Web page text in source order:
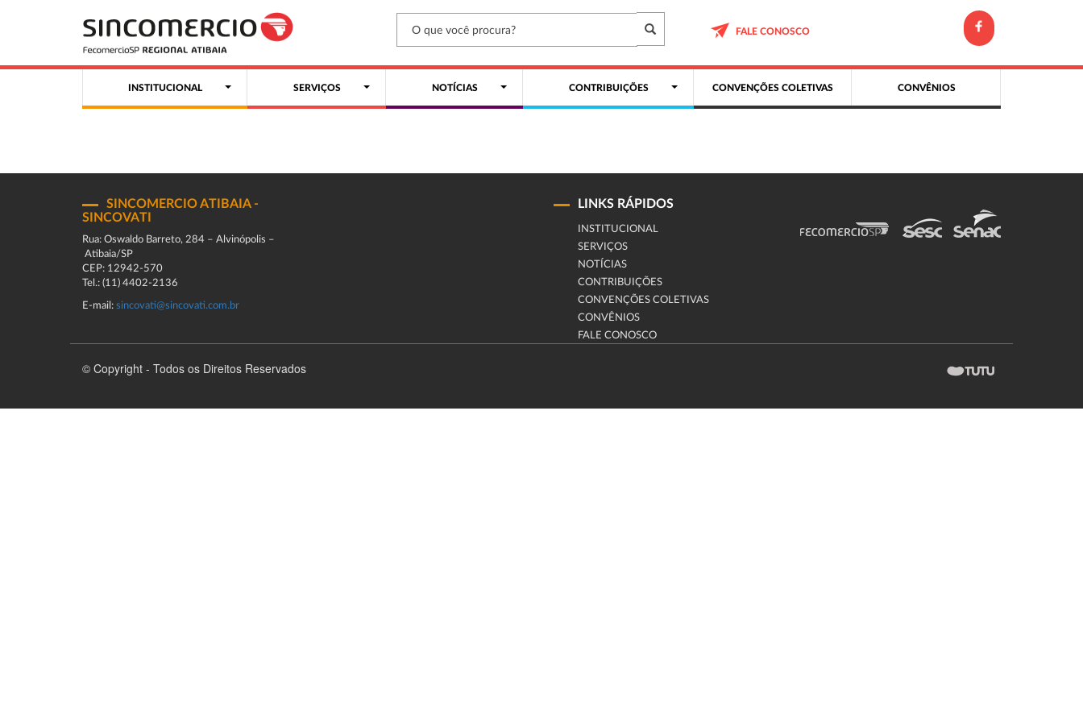
FALE CONOSCO
INSTITUCIONAL SERVIÇOS NOTÍCIAS CONTRIBUIÇÕES CONVENÇÕES COLETIVAS CONVÊNIOS
SINCOMERCIO ATIBAIA -
SINCOVATI
Rua: Oswaldo Barreto, 284 – Alvinópolis –
Atibaia/SP
CEP: 12942-570
Tel.: (11) 4402-2136
E-mail: sincovati@sincovati.com.br
LINKS RÁPIDOS
INSTITUCIONAL
SERVIÇOS
NOTÍCIAS
CONTRIBUIÇÕES
CONVENÇÕES COLETIVAS
CONVÊNIOS
FALE CONOSCO
© Copyright - Todos os Direitos Reservados